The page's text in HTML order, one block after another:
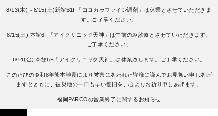
8/13(木)～8/15(土)新館B1F「ココカラファイン調剤」は休業とさせていただきま
す。ご了承ください。
8/15(土) 本館6F「アイクリニック天神」は午前のみ診療とさせていただきます。
ご了承ください。
8/14(金) 本館6F「アイクリニック天神」は休業致します。ご了承ください。
このたびの令和8年熊本地震により被害にあわれた皆様に謹んでお見舞い申しあげ
ますとともに、被災地の一日も早い復旧を、心よりお祈り申しあげます。
福岡PARCOの営業終了に関するお知らせ
フロアガイド
施設案内・アクセス
イベント・ポップアップ
ENGLISH
繁体字
簡体字